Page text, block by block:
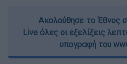
Ακολούθησε το Έθνος
Live όλες οι εξελίξεις
υπογραφή του